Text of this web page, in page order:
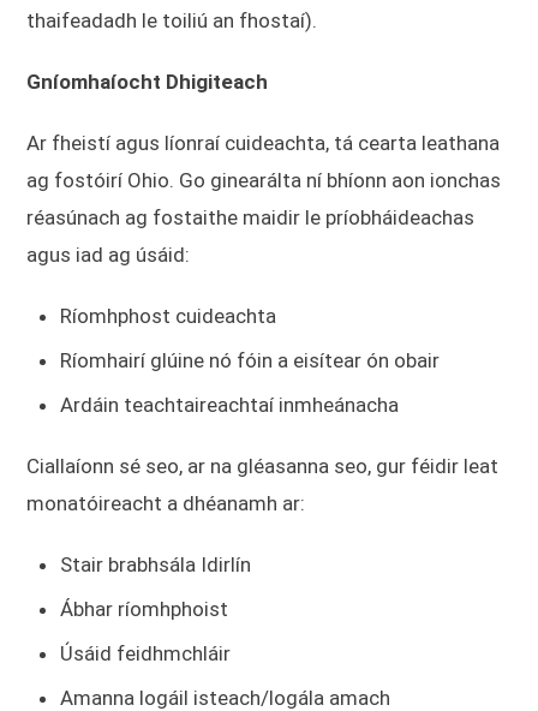
thaifeadadh le toiliú an fhostaí).
Gníomhaíocht Dhigiteach
Ar fheistí agus líonraí cuideachta, tá cearta leathana
ag fostóirí Ohio. Go ginearálta ní bhíonn aon ionchas
réasúnach ag fostaithe maidir le príobháideachas
agus iad ag úsáid:
Ríomhphost cuideachta
Ríomhairí glúine nó fóin a eisítear ón obair
Ardáin teachtaireachtaí inmheánacha
Ciallaíonn sé seo, ar na gléasanna seo, gur féidir leat
monatóireacht a dhéanamh ar:
Stair brabhsála Idirlín
Ábhar ríomhphoist
Úsáid feidhmchláir
Amanna logáil isteach/logála amach